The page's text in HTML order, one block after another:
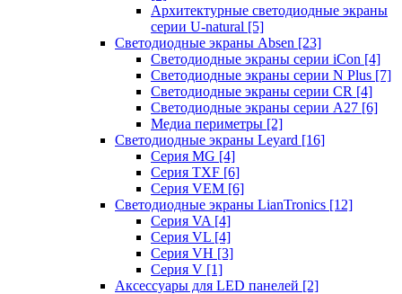
Архитектурные светодиодные экраны
серии U-natural [5]
Светодиодные экраны Absen [23]
Светодиодные экраны серии iCon [4]
Светодиодные экраны серии N Plus [7]
Светодиодные экраны серии CR [4]
Светодиодные экраны серии А27 [6]
Медиа периметры [2]
Светодиодные экраны Leyard [16]
Серия MG [4]
Серия TXF [6]
Серия VEM [6]
Светодиодные экраны LianTronics [12]
Серия VA [4]
Серия VL [4]
Серия VH [3]
Серия V [1]
Аксессуары для LED панелей [2]